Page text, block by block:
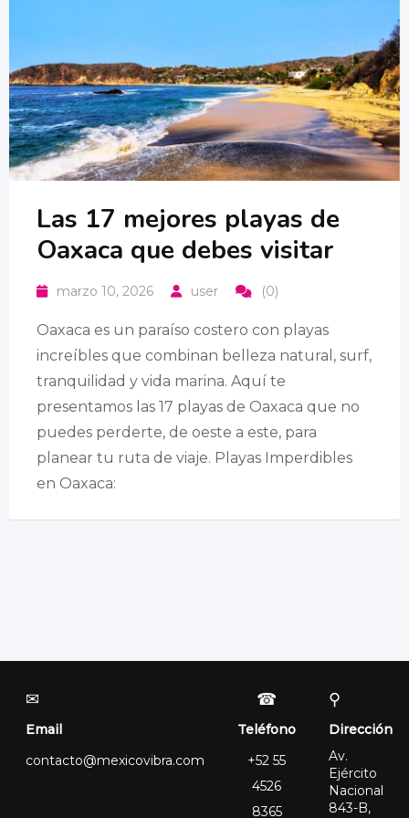
Las 17 mejores playas de
Oaxaca que debes visitar
marzo 10, 2026 user (0)
Oaxaca es un paraíso costero con playas
increíbles que combinan belleza natural, surf,
tranquilidad y vida marina. Aquí te
presentamos las 17 playas de Oaxaca que no
puedes perderte, de oeste a este, para
planear tu ruta de viaje. Playas Imperdibles
en Oaxaca:
✉
Email
contacto@mexicovibra.com
☎
Teléfono
+52 55
4526
8365
⚲
Dirección
Av.
Ejército
Nacional
843-B,